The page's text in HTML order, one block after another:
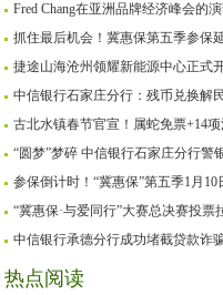
Fred Chang在亚洲品牌经济峰会的
抓住最后机会！冀惠保第五季参保
捷途山海沧州领耀新能源中心正式
中信银行石家庄分行：残币兑换解
古北水镇春节官宣！属蛇免票+14项
“圆梦”梦碎 中信银行石家庄分行警
参保倒计时！“冀惠保”第五季1月10
“冀惠保·与爱同行”大赛总决赛投
中信银行承德分行成功堵截贷款诈
热点阅读